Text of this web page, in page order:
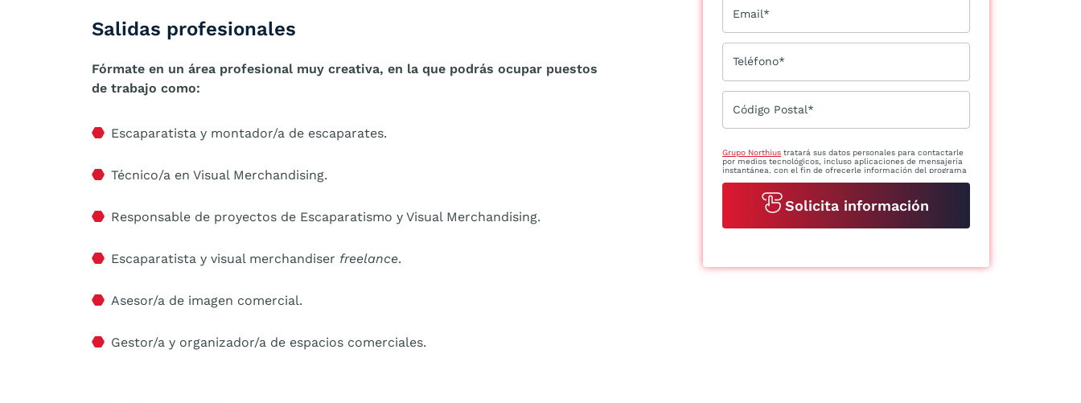
Salidas profesionales
Fórmate en un área profesional muy creativa, en la que podrás ocupar puestos
de trabajo como:
Escaparatista y montador/a de escaparates.
Técnico/a en Visual Merchandising.
Responsable de proyectos de Escaparatismo y Visual Merchandising.
Escaparatista y visual merchandiser freelance.
Asesor/a de imagen comercial.
Gestor/a y organizador/a de espacios comerciales.
Email*
Teléfono*
Código Postal*
Grupo Northius tratará sus datos personales para contactarle
por medios tecnológicos, incluso aplicaciones de mensajería
instantánea, con el fin de ofrecerle información del programa
contratación correspondiente. Compartiremos su solicitud con
las empresas que conforman elGrupo Northius, con el objeto de
que estas puedan hacerle llegar la mejor oferta de productos y